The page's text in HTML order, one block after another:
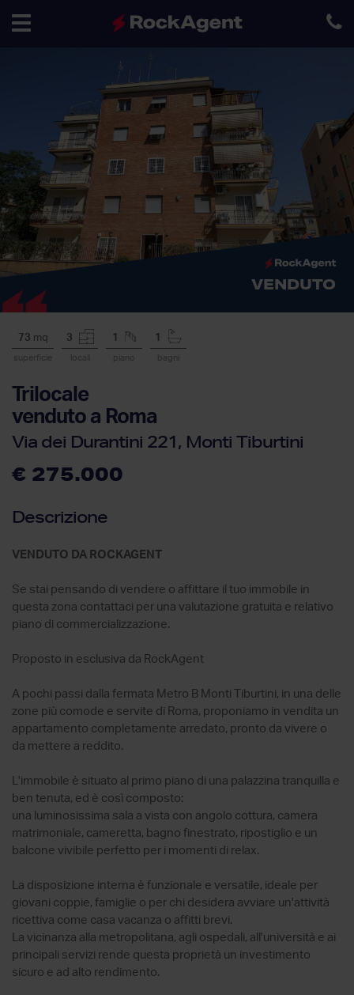
73 mq
superficie
3
locali
1
piano
1
bagni
Trilocale
venduto a Roma
Via dei Durantini 221, Monti Tiburtini
€ 275.000
VENDUTO
Descrizione
VENDUTO DA ROCKAGENT
Se stai pensando di vendere o affittare il tuo immobile in
questa zona contattaci per una valutazione gratuita e relativo
piano di commercializzazione.
Proposto in esclusiva da RockAgent
A pochi passi dalla fermata Metro B Monti Tiburtini, in una delle
zone più comode e servite di Roma, proponiamo in vendita un
appartamento completamente arredato, pronto da vivere o
da mettere a reddito.
L'immobile è situato al primo piano di una palazzina tranquilla e
ben tenuta, ed è così composto:
una luminosissima sala a vista con angolo cottura, camera
matrimoniale, cameretta, bagno finestrato, ripostiglio e un
balcone vivibile perfetto per i momenti di relax.
La disposizione interna è funzionale e versatile, ideale per
giovani coppie, famiglie o per chi desidera avviare un'attività
ricettiva come casa vacanza o affitti brevi.
La vicinanza alla metropolitana, agli ospedali, all'università e ai
principali servizi rende questa proprietà un investimento
sicuro e ad alto rendimento.